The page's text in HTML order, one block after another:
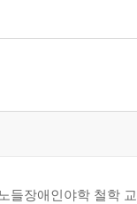
노들장애인야학 철학